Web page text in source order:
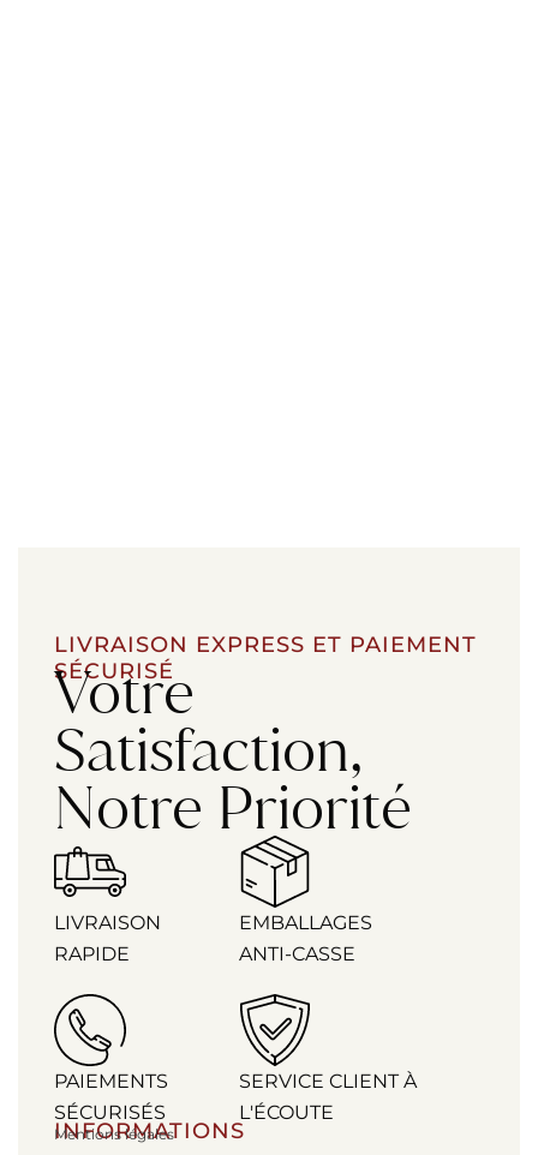
LIVRAISON EXPRESS ET PAIEMENT
SÉCURISÉ
Votre
Satisfaction,
Notre Priorité
LIVRAISON
RAPIDE
EMBALLAGES
ANTI-CASSE
PAIEMENTS
SÉCURISÉS
SERVICE CLIENT À
L'ÉCOUTE
INFORMATIONS
Mentions légales